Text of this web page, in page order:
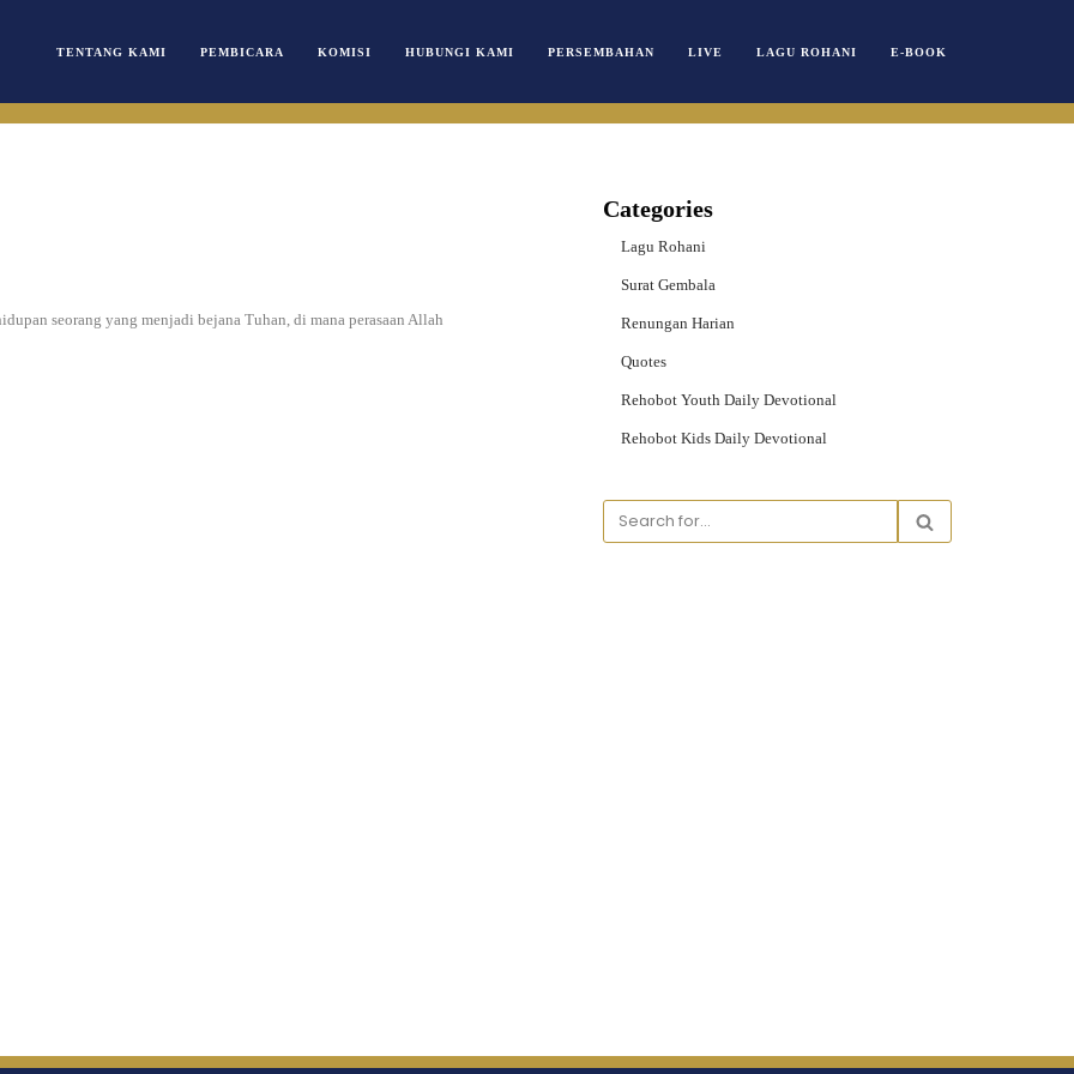
TENTANG KAMI PEMBICARA KOMISI HUBUNGI KAMI PERSEMBAHAN LIVE LAGU ROHANI E-BOOK
seorang yang menjadi bejana Tuhan, di mana perasaan Allah
Categories
Lagu Rohani
Surat Gembala
Renungan Harian
Quotes
Rehobot Youth Daily Devotional
Rehobot Kids Daily Devotional